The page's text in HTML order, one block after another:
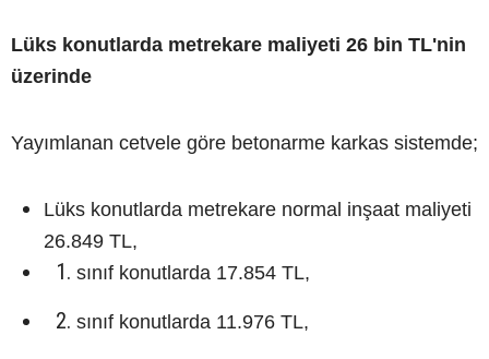
Lüks konutlarda metrekare maliyeti 26 bin TL'nin
üzerinde
Yayımlanan cetvele göre betonarme karkas sistemde;
Lüks konutlarda metrekare normal inşaat maliyeti
26.849 TL,
sınıf konutlarda 17.854 TL,
sınıf konutlarda 11.976 TL,